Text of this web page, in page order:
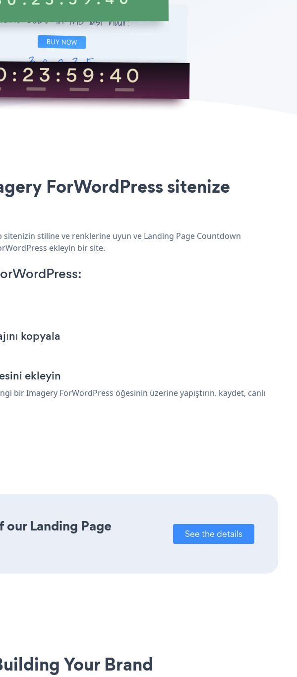
ForWordPress sitenize
stiline ve renklerine uyun ve Landing Page Countdown
ekleyin bir site.
kopyala
ekleyin
Imagery ForWordPress öğesinin üzerine yapıştırın. kaydet, canlı
Landing Page
See the details
Your Brand